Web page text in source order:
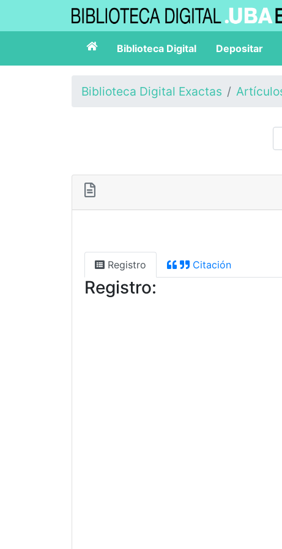
Biblioteca Digital Depositar
Biblioteca Digital Exactas
Registro Citación
Registro: